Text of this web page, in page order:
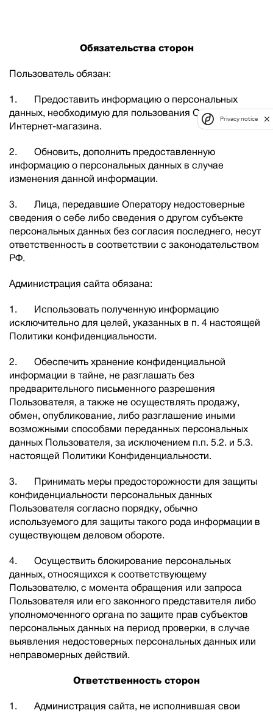
Обязательства сторон
Пользователь обязан:
1. Предоставить информацию о персональных
данных, необходимую для пользования Сайтом
Интернет-магазина.
2. Обновить, дополнить предоставленную
информацию о персональных данных в случае
изменения данной информации.
3. Лица, передавшие Оператору недостоверные
сведения о себе либо сведения о другом субъекте
персональных данных без согласия последнего, несут
ответственность в соответствии с законодательством
РФ.
Администрация сайта обязана:
1. Использовать полученную информацию
исключительно для целей, указанных в п. 4 настоящей
Политики конфиденциальности.
2. Обеспечить хранение конфиденциальной
информации в тайне, не разглашать без
предварительного письменного разрешения
Пользователя, а также не осуществлять продажу,
обмен, опубликование, либо разглашение иными
возможными способами переданных персональных
данных Пользователя, за исключением п.п. 5.2. и 5.3.
настоящей Политики Конфиденциальности.
3. Принимать меры предосторожности для защиты
конфиденциальности персональных данных
Пользователя согласно порядку, обычно
используемого для защиты такого рода информации в
существующем деловом обороте.
4. Осуществить блокирование персональных
данных, относящихся к соответствующему
Пользователю, с момента обращения или запроса
Пользователя или его законного представителя либо
уполномоченного органа по защите прав субъектов
персональных данных на период проверки, в случае
выявления недостоверных персональных данных или
неправомерных действий.
Ответственность сторон
1. Администрация сайта, не исполнившая свои
Privacy notice